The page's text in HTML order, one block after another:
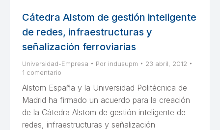
Cátedra Alstom de gestión inteligente
de redes, infraestructuras y
señalización ferroviarias
Universidad-Empresa Por indusupm
23 abril, 2012
1 comentario
Alstom España y la Universidad Politécnica de
Madrid ha firmado un acuerdo para la creación
de la Cátedra Alstom de gestión inteligente de
redes, infraestructuras y señalización